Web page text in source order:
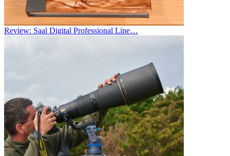
Review: Saal Digital Professional Line…